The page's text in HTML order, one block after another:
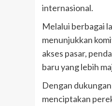
internasional.
Melalui berbagai
menunjukkan
akses pasar,
baru yang lebih
Dengan
menciptakan